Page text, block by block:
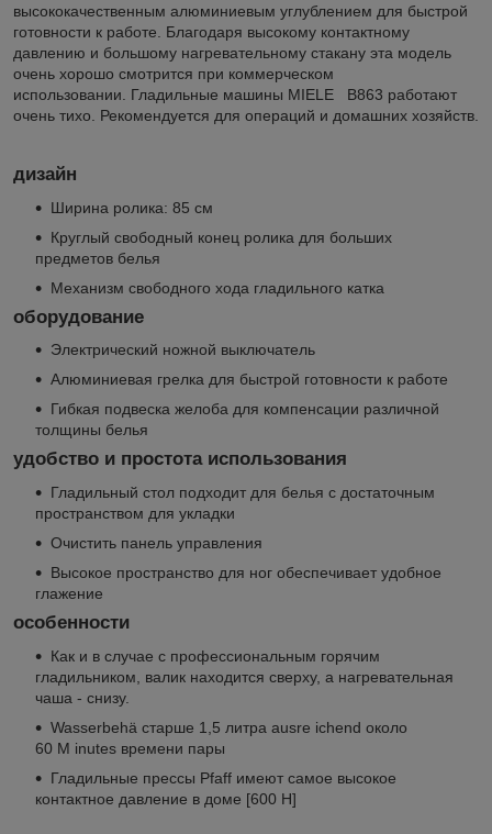
высококачественным алюминиевым углублением для быстрой
готовности к работе. Благодаря высокому контактному
давлению и большому нагревательному стакану эта модель
очень хорошо смотрится при коммерческом
использовании. Гладильные машины MIELE B863 работают
очень тихо. Рекомендуется для операций и домашних хозяйств.
дизайн
Ширина ролика: 85 см
Круглый свободный конец ролика для больших
предметов белья
Механизм свободного хода гладильного катка
оборудование
Электрический ножной выключатель
Алюминиевая грелка для быстрой готовности к работе
Гибкая подвеска желоба для компенсации различной
толщины белья
удобство и простота использования
Гладильный стол подходит для белья с достаточным
пространством для укладки
Очистить панель управления
Высокое пространство для ног обеспечивает удобное
глажение
особенности
Как и в случае с профессиональным горячим
гладильником, валик находится сверху, а нагревательная
чаша - снизу.
Wasserbehä старше 1,5 литра ausre ichend около
60 M inutes времени пары
Гладильные прессы Pfaff имеют самое высокое
контактное давление в доме [600 Н]